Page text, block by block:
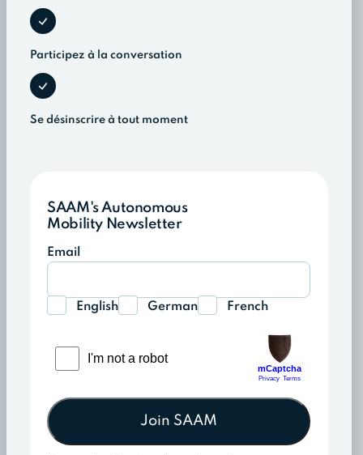
Participez à la conversation
Se désinscrire à tout moment
SAAM's Autonomous
Mobility Newsletter
Email
English German French
Join SAAM